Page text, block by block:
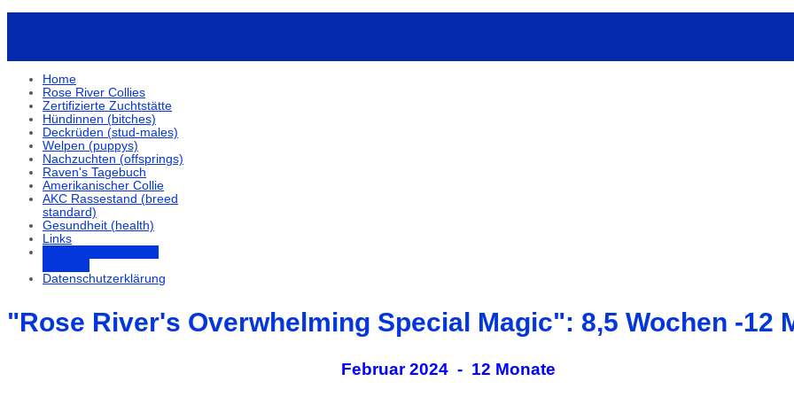
Home
Rose River Collies
Zertifizierte Zuchtstätte
Hündinnen (bitches)
Deckrüden (stud-males)
Welpen (puppys)
Nachzuchten (offsprings)
Raven's Tagebuch
Amerikanischer Collie
AKC Rassestand (breed
standard)
Gesundheit (health)
Links
Datenschutzerklärung
"Rose River's Overwhelming Special Magic": 8,5 Wochen -12
Februar 2024 - 12 Monate